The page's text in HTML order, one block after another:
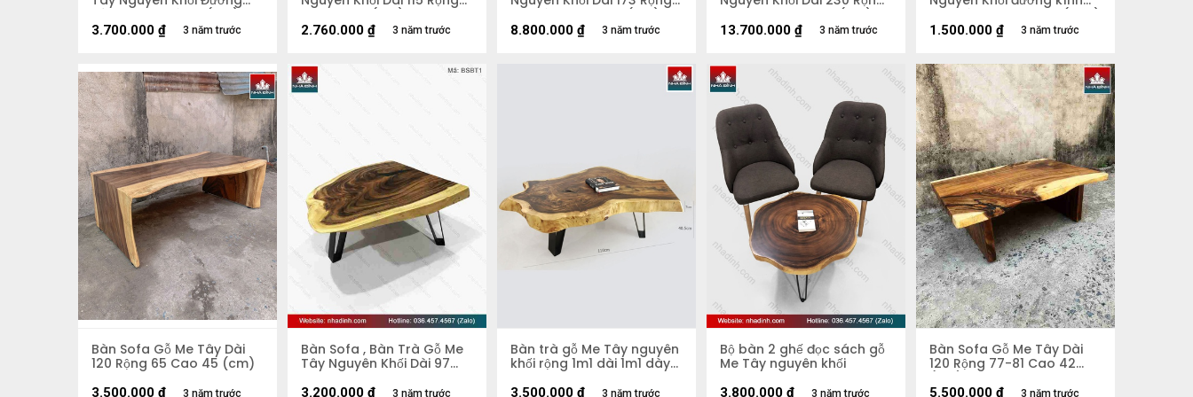
Kính 60-75 Dày 5 (cm)
3 năm trước
3.700.000 ₫
90 Cao 37 (cm)
3 năm trước
2.760.000 ₫
135 Dày 10 Cao 45(cm)
3 năm trước
8.800.000 ₫
118-74-99 Cao 45 (cm)
3 năm trước
13.700.000 ₫
600 dày 50 cao 450 (mm)
3 năm trước
1.500.000 ₫
Bàn Sofa Gỗ Me Tây Dài
120 Rộng 65 Cao 45 (cm)
3 năm trước
3.500.000 ₫
Bàn Sofa , Bàn Trà Gỗ Me
Tây Nguyên Khối Dài 97
Rộng 83-87-65 Mặt Dày
6,8 Cao 45 (cm)3 năm trước
3.200.000 ₫
Bàn trà gỗ Me Tây nguyên
khối rộng 1m1 dài 1m1 dày
3 năm trước
3.500.000 ₫
Bộ bàn 2 ghế đọc sách gỗ
Me Tây nguyên khối
3 năm trước
3.800.000 ₫
Bàn Sofa Gỗ Me Tây Dài
120 Rộng 77-81 Cao 42
(cm)
3 năm trước
5.500.000 ₫